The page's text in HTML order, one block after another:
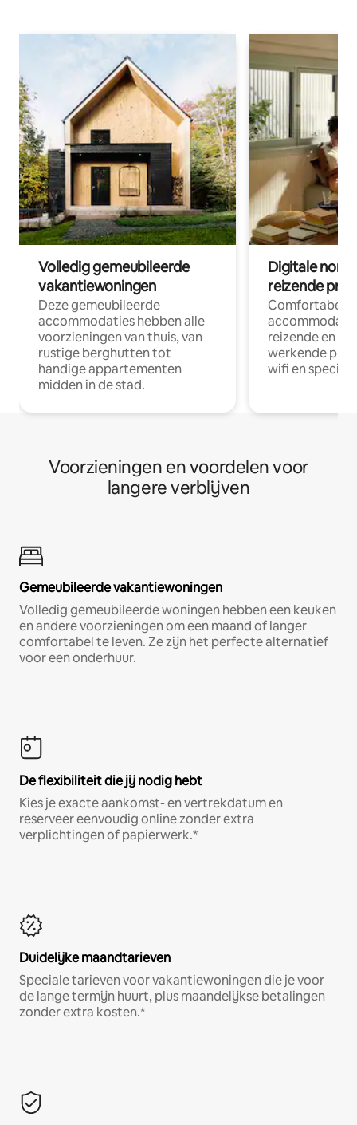
Volledig gemeubileerde
vakantiewoningen
Deze gemeubileerde
accommodaties hebben alle
voorzieningen van thuis, van
rustige berghutten tot
handige appartementen
midden in de stad.
Digitale
reizende
Comfortabele
reizende en
werkende
wifi en
Voorzieningen en voordelen voor
langere verblijven
Gemeubileerde vakantiewoningen
Volledig gemeubileerde woningen hebben een keuken
en andere voorzieningen om een maand of langer
comfortabel te leven. Ze zijn het perfecte alternatief
voor een onderhuur.
De flexibiliteit die jij nodig hebt
Kies je exacte aankomst- en vertrekdatum en
reserveer eenvoudig online zonder extra
verplichtingen of papierwerk.*
Duidelijke maandtarieven
Speciale tarieven voor vakantiewoningen die je voor
de lange termijn huurt, plus maandelijkse betalingen
zonder extra kosten.*